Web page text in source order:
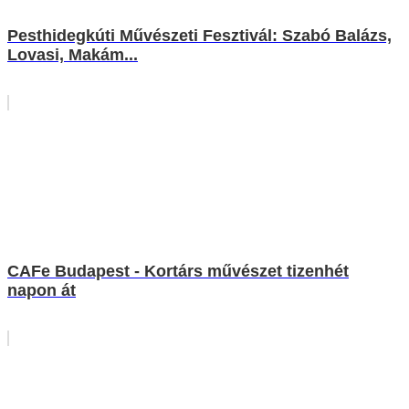
Pesthidegkúti Művészeti Fesztivál: Szabó Balázs,
Lovasi, Makám...
CAFe Budapest - Kortárs művészet tizenhét
napon át